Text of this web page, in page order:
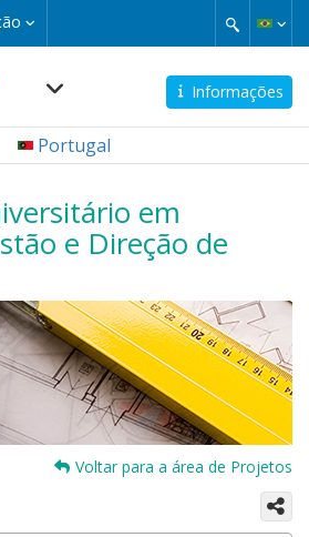
Informações
Portugal
em
e Direção de
Voltar para a área de Projetos